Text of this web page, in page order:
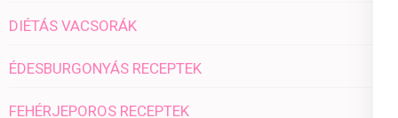
DIÉTÁS VACSORÁK
ÉDESBURGONYÁS RECEPTEK
FEHÉRJEPOROS RECEPTEK